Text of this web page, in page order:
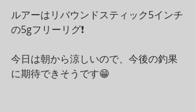
ルアーはリバウンドスティック5インチ
の5gフリーリグ❗️
今日は朝から涼しいので、今後の釣果
に期待できそうです😁